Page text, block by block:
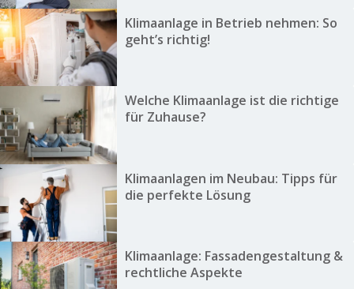
Klimaanlage in Betrieb nehmen: So
geht’s richtig!
Welche Klimaanlage ist die richtige
für Zuhause?
Klimaanlagen im Neubau: Tipps für
die perfekte Lösung
Klimaanlage: Fassadengestaltung &
rechtliche Aspekte